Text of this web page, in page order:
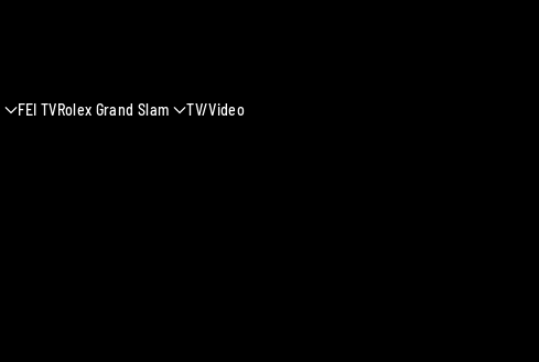
FEI TVRolex Grand Slam TV/Video